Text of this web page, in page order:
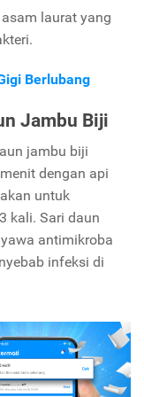
laurat yang
Berlubang
Jambu Biji
jambu biji
dengan api
untuk
kali. Sari daun
antimikroba
infeksi di